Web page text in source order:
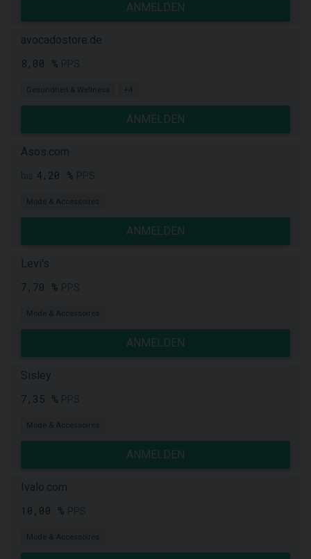
ANMELDEN
avocadostore.de
8,00 %
Gesundheit & Wellness +4
ANMELDEN
Asos.com
4,20 %
Mode & Accessoires
ANMELDEN
Levi's
7,70 %
Mode & Accessoires
ANMELDEN
Sisley
7,35 %
Mode & Accessoires
ANMELDEN
Ivalo.com
10,00 %
Mode & Accessoires